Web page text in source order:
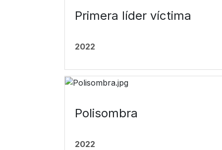
Primera líder víctima
2022
Polisombra
2022